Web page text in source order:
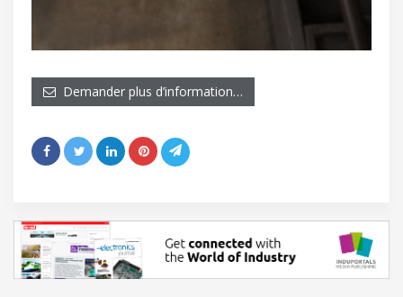
Demander plus d’information…